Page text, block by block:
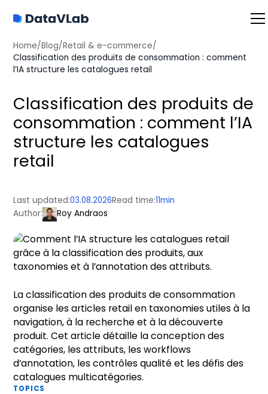
Home/Blog/Retail & e-commerce/
Classification des produits de consommation : comment
l’IA structure les catalogues retail
Classification des produits de
consommation : comment l’IA
structure les catalogues
retail
Last updated:03.08.2026Read time:11min
Author:
Roy Andraos
La classification des produits de consommation
organise les articles retail en taxonomies utiles à la
navigation, à la recherche et à la découverte
produit. Cet article détaille la conception des
catégories, les attributs, les workflows
d’annotation, les contrôles qualité et les défis des
catalogues multicatégories.
TOPICS